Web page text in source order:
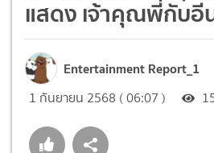
แสดง เจ้าคุณพี่กับอี
Entertainment Report_1
1 กันยายน 2568 ( 06:07 )